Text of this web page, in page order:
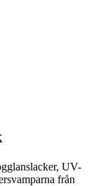
UV-
från